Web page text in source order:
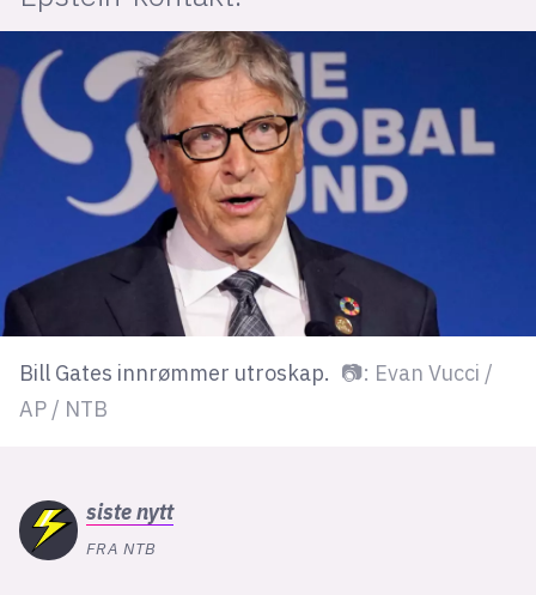
Bill Gates innrømmer utroskap. 📷: Evan Vucci /
AP / NTB
sistenytt
FRA NTB
tilgjengelighet
hobby
lys modus
mørk modus
nyhetsbrev
kode24-klubben
Bluesky
annonsepriser
annonseguide